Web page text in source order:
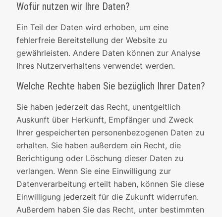
Wofür nutzen wir Ihre Daten?
Ein Teil der Daten wird erhoben, um eine
fehlerfreie Bereitstellung der Website zu
gewährleisten. Andere Daten können zur Analyse
Ihres Nutzerverhaltens verwendet werden.
Welche Rechte haben Sie bezüglich Ihrer Daten?
Sie haben jederzeit das Recht, unentgeltlich
Auskunft über Herkunft, Empfänger und Zweck
Ihrer gespeicherten personenbezogenen Daten zu
erhalten. Sie haben außerdem ein Recht, die
Berichtigung oder Löschung dieser Daten zu
verlangen. Wenn Sie eine Einwilligung zur
Datenverarbeitung erteilt haben, können Sie diese
Einwilligung jederzeit für die Zukunft widerrufen.
Außerdem haben Sie das Recht, unter bestimmten